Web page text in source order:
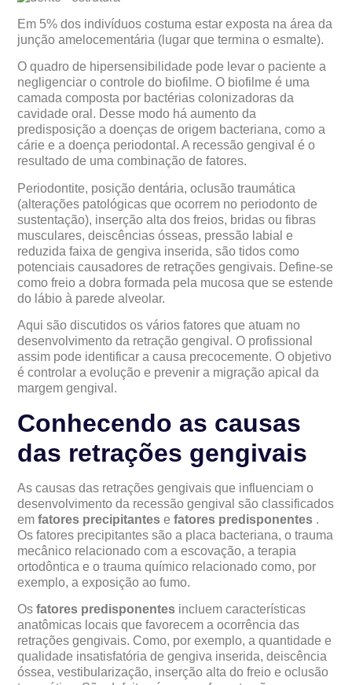
Em 5% dos indivíduos costuma estar exposta na área da
junção amelocementária (lugar que termina o esmalte).
O quadro de hipersensibilidade pode levar o paciente a
negligenciar o controle do biofilme. O biofilme é uma
camada composta por bactérias colonizadoras da
cavidade oral. Desse modo há aumento da
predisposição a doenças de origem bacteriana, como a
cárie e a doença periodontal. A recessão gengival é o
resultado de uma combinação de fatores.
Periodontite, posição dentária, oclusão traumática
(alterações patológicas que ocorrem no periodonto de
sustentação), inserção alta dos freios, bridas ou fibras
musculares, deiscências ósseas, pressão labial e
reduzida faixa de gengiva inserida, são tidos como
potenciais causadores de retrações gengivais. Define-se
como freio a dobra formada pela mucosa que se estende
do lábio à parede alveolar.
Aqui são discutidos os vários fatores que atuam no
desenvolvimento da retração gengival. O profissional
assim pode identificar a causa precocemente. O objetivo
é controlar a evolução e prevenir a migração apical da
margem gengival.
Conhecendo as causas
das retrações gengivais
As causas das retrações gengivais que influenciam o
desenvolvimento da recessão gengival são classificados
emfatores precipitantes efatores predisponentes .
Os fatores precipitantes são a placa bacteriana, o trauma
mecânico relacionado com a escovação, a terapia
ortodôntica e o trauma químico relacionado como, por
exemplo, a exposição ao fumo.
Osfatores predisponentes incluem características
anatômicas locais que favorecem a ocorrência das
retrações gengivais. Como, por exemplo, a quantidade e
qualidade insatisfatória de gengiva inserida, deiscência
óssea, vestibularização, inserção alta do freio e oclusão